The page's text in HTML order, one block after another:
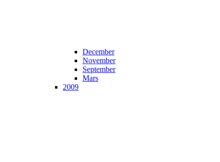
December
November
September
Mars
2009